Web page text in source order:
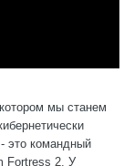
мы станем
это командный
Fortress 2. У